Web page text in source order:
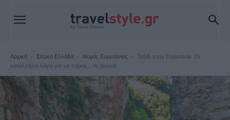
Αρχική Στερεά Ελλάδα Νομός Ευρυτανίας
Ταξίδι στην Ευρυτανία: Οι
κατάλληλοι λόγοι για να πάρεις... τα βουνά!